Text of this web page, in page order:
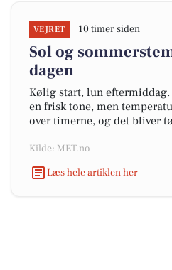
VEJRET 10 timer siden
Sol og
dagen
Kølig start, lun
en frisk tone, men
over timerne, og det bliver
Kilde: MET.no
Læs hele artiklen her